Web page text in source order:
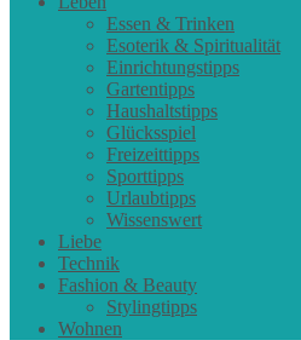
Essen & Trinken
Esoterik & Spiritualität
Einrichtungstipps
Gartentipps
Haushaltstipps
Glücksspiel
Freizeittipps
Sporttipps
Urlaubtipps
Wissenswert
Liebe
Technik
Fashion & Beauty
Stylingtipps
Wohnen